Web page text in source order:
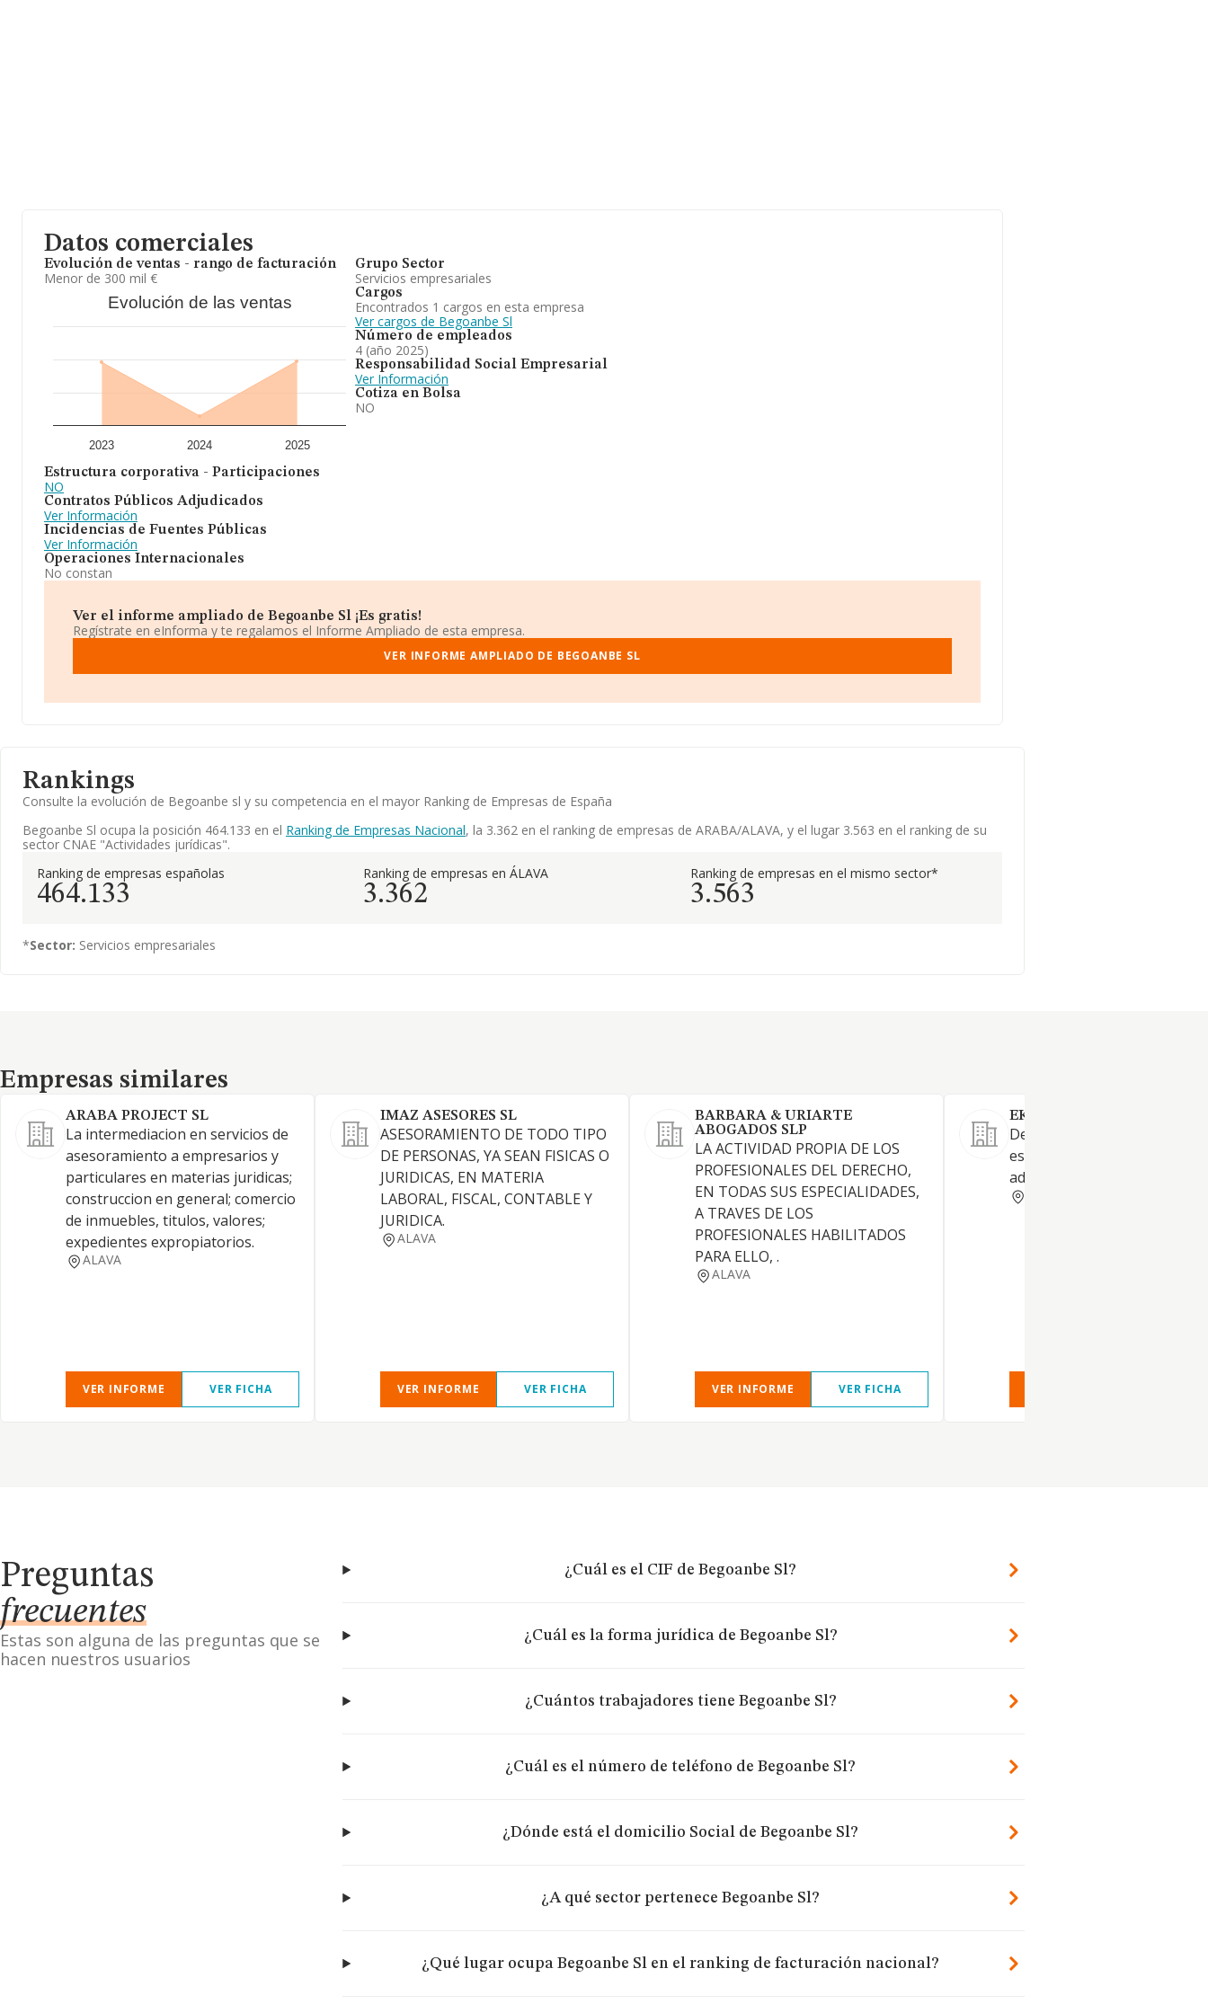
Datos comerciales
Evolución de ventas - rango de facturación
Menor de 300 mil €
Evolución de las ventas
2023 2024 2025
Estructura corporativa - Participaciones
NO
Contratos Públicos Adjudicados
Ver Información
Incidencias de Fuentes Públicas
Ver Información
Operaciones Internacionales
No constan
Grupo Sector
Servicios empresariales
Cargos
Encontrados 1 cargos en esta empresa
Ver cargos de Begoanbe Sl
Número de empleados
4 (año 2025)
Responsabilidad Social Empresarial
Ver Información
Cotiza en Bolsa
NO
Ver el informe ampliado de Begoanbe Sl ¡Es gratis!
Regístrate en eInforma y te regalamos el Informe Ampliado de esta empresa.
VER INFORME AMPLIADO DE BEGOANBE SL
Rankings
Consulte la evolución de Begoanbe sl y su competencia en el mayor Ranking de Empresas de España
Begoanbe Sl ocupa la posición 464.133 en el Ranking de Empresas Nacional, la 3.362 en el ranking de empresas de ARABA/ALAVA, y el lugar 3.563 en el ranking de su
sector CNAE "Actividades jurídicas".
Ranking de empresas españolas
464.133
Ranking de empresas en ÁLAVA
3.362
Ranking de empresas en el mismo sector*
3.563
*Sector: Servicios empresariales
Empresas similares
Empresas similares
ARABA PROJECT SL
La intermediacion en servicios de
asesoramiento a empresarios y
particulares en materias juridicas;
construccion en general; comercio
de inmuebles, titulos, valores;
expedientes expropiatorios.
ALAVA
VER INFORME VER FICHA
IMAZ ASESORES SL
ASESORAMIENTO DE TODO TIPO
DE PERSONAS, YA SEAN FISICAS O
JURIDICAS, EN MATERIA
LABORAL, FISCAL, CONTABLE Y
JURIDICA.
ALAVA
VER INFORME VER FICHA
BARBARA & URIARTE
ABOGADOS SLP
LA ACTIVIDAD PROPIA DE LOS
PROFESIONALES DEL DERECHO,
EN TODAS SUS ESPECIALIDADES,
A TRAVES DE LOS
PROFESIONALES HABILITADOS
PARA ELLO, .
ALAVA
VER INFORME VER FICHA
EKAIN ABOKATUAK, S.A.
Despacho de abogados
especializados en derecho
administrativo
Preguntas
frecuentes
Estas son alguna de las preguntas que se
hacen nuestros usuarios
¿Cuál es el CIF de Begoanbe Sl?
¿Cuál es la forma jurídica de Begoanbe Sl?
¿Cuántos trabajadores tiene Begoanbe Sl?
¿Cuál es el número de teléfono de Begoanbe Sl?
¿Dónde está el domicilio Social de Begoanbe Sl?
¿A qué sector pertenece Begoanbe Sl?
¿Qué lugar ocupa Begoanbe Sl en el ranking de facturación nacional?